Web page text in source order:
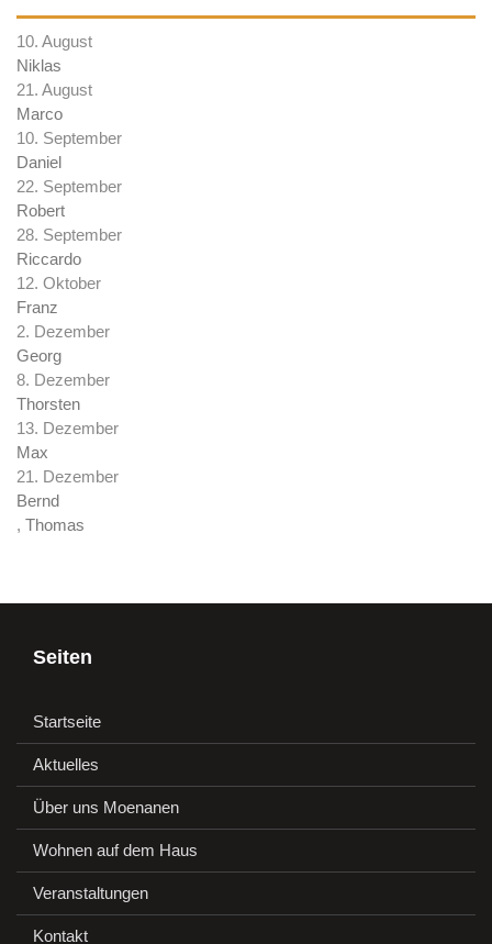
10. August
Niklas
21. August
Marco
10. September
Daniel
22. September
Robert
28. September
Riccardo
12. Oktober
Franz
2. Dezember
Georg
8. Dezember
Thorsten
13. Dezember
Max
21. Dezember
Bernd
, Thomas
Seiten
Startseite
Aktuelles
Über uns Moenanen
Wohnen auf dem Haus
Veranstaltungen
Kontakt